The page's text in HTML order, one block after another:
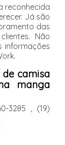
reconhecida
Já são
das
Não
informações
camisa
manga
3285 , (19)